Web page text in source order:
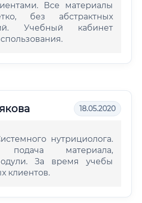
Все материалы
без абстрактных
Учебный кабинет
18.05.2020
нутрициолога.
подача материала,
За время учебы
клиентов.